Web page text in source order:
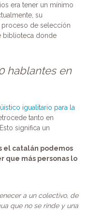
era tener un mínimo
su
proceso de selección
biblioteca donde
hablantes en
igualitario para la
tanto en
significa un
el catalán podemos
que más personas lo
a un colectivo, de
que no se rinde y una